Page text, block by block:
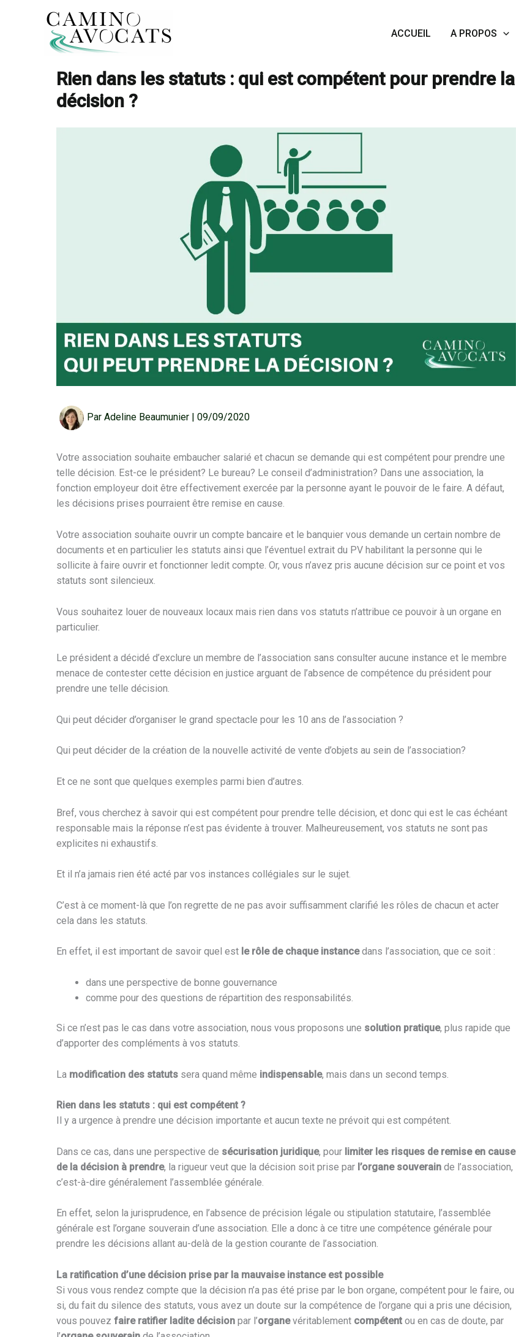
ACCUEIL A PROPOS
Accueil
Gouvernance
Rien dans les statuts : qui est compétent pour prendre la
décision ?
Par Adeline Beaumunier 09/09/2020
Votre association souhaite embaucher salarié et chacun se demande qui est compétent pour prendre une
telle décision. Est-ce le président? Le bureau? Le conseil d’administration? Dans une association, la
fonction employeur doit être effectivement exercée par la personne ayant le pouvoir de le faire. A défaut,
les décisions prises pourraient être remise en cause.
Votre association souhaite ouvrir un compte bancaire et le banquier vous demande un certain nombre de
documents et en particulier les statuts ainsi que l’éventuel extrait du PV habilitant la personne qui le
sollicite à faire ouvrir et fonctionner ledit compte. Or, vous n’avez pris aucune décision sur ce point et vos
statuts sont silencieux.
Vous souhaitez louer de nouveaux locaux mais rien dans vos statuts n’attribue ce pouvoir à un organe en
particulier.
Le président a décidé d’exclure un membre de l’association sans consulter aucune instance et le membre
menace de contester cette décision en justice arguant de l’absence de compétence du président pour
prendre une telle décision.
Qui peut décider d’organiser le grand spectacle pour les 10 ans de l’association ?
Qui peut décider de la création de la nouvelle activité de vente d’objets au sein de l’association?
Et ce ne sont que quelques exemples parmi bien d’autres.
Bref, vous cherchez à savoir qui est compétent pour prendre telle décision, et donc qui est le cas échéant
responsable mais la réponse n’est pas évidente à trouver. Malheureusement, vos statuts ne sont pas
explicites ni exhaustifs.
Et il n’a jamais rien été acté par vos instances collégiales sur le sujet.
C’est à ce moment-là que l’on regrette de ne pas avoir suffisamment clarifié les rôles de chacun et acter
cela dans les statuts.
En effet, il est important de savoir quel est le rôle de chaque instancedans l’association, que ce soit :
dans une perspective de bonne gouvernance
comme pour des questions de répartition des responsabilités.
Si ce n’est pas le cas dans votre association, nous vous proposons une solution pratique, plus rapide que
d’apporter des compléments à vos statuts.
La modification des statuts sera quand même indispensable, mais dans un second temps.
Rien dans les statuts : qui est compétent ?
Il y a urgence à prendre une décision importante et aucun texte ne prévoit qui est compétent.
Dans ce cas, dans une perspective de sécurisation juridique, pour limiter les risques de remise en cause
de la décision à prendre, la rigueur veut que la décision soit prise par l’organe souverain de l’association,
c’est-à-dire généralement l’assemblée générale.
En effet, selon la jurisprudence, en l’absence de précision légale ou stipulation statutaire, l’assemblée
générale est l’organe souverain d’une association. Elle a donc à ce titre une compétence générale pour
prendre les décisions allant au-delà de la gestion courante de l’association.
La ratification d’une décision prise par la mauvaise instance est possible
Si vous vous rendez compte que la décision n’a pas été prise par le bon organe, compétent pour le faire, ou
si, du fait du silence des statuts, vous avez un doute sur la compétence de l’organe qui a pris une décision,
vous pouvez faire ratifier ladite décision par l’organevéritablement compétent ou en cas de doute, par